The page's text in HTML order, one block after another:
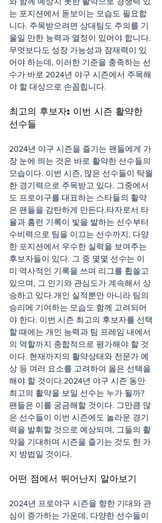
는 포지션에서 돋보이는 모습도 필요합
니다. 주목받으려면 상대팀도 주의를 기
울일 만한 능력과 열정이 있어야 합니다.
무엇보다도 성장 가능성과 잠재력이 있
어야 하는데, 이러한 기준을 충족하는 선
수가 바로 2024년 야구 시즌에서 주목해
야 할 대상으로 손꼽힙니다.
최고의 후보자: 이번 시즌 활약한
선수들
2024년 야구 시즌을 즐기는 팬들에게 가
장 눈에 띄는 것은 바로 활약한 선수들의
모습이다. 이번 시즌, 많은 선수들이 탁월
한 경기력으로 주목받고 있다. 그중에서
도 프로야구를 대표하는 스타들의 활약
은 팬들을 감탄하게 만든다.타자로서 타
율과 홈런 기록이 빛을 발하는 선수부터
수비력으로 팀을 이끄는 선수까지, 다양
한 포지션에서 우수한 실력을 보여주는
후보자들이 있다. 그 중 몇몇 선수는 이
미 역사적인 기록을 쓰며 리그를 휩쓸고
있으며, 그 인기와 관심도가 계속해서 상
승하고 있다.개인 실적뿐만 아니라 팀의
승리에 기여하는 모습도 함께 고려되어
야 한다. 이번 시즌 최고의 후보자를 선택
할 때에는 개인 능력과 팀 프레임 내에서
의 역할까지 종합적으로 평가해야 할 것
이다. 현재까지의 활약상태와 전문가 예
상 등 여러 요소를 고려하여 옳은 선택을
해야 할 것이다.2024년 야구 시즌 동안
최고의 활약을 보일 선수는 누가 될까?
팬들은 이를 궁금해할 것이다. 그만큼 많
은 선수들이 이번 시즌에도 놀라운 경기
력을 발휘할 것으로 예상되며, 그들의 활
약을 기대하며 시즌을 즐기는 것도 한 가
지 방법일 것이다.
어떤 점에서 뛰어난지 알아보기
2024년 프로야구 시즌을 향한 기대와 관
심이 증가하는 가운데, 다양한 선수들이